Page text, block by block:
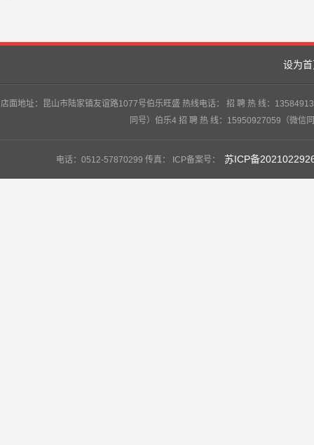
设为
店面地址：昆山市陆家镇友谊路1077号伯乐旺盛 热线电话： 招 聘 热 线：
同号）伯乐4 招 聘 热 线：15950927059（微信
电话：0512-57870299 传真： ICP备案号： 苏ICP备